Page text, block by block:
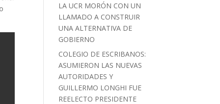
LA UCR MORÓN CON UN
LLAMADO A CONSTRUIR
UNA ALTERNATIVA DE
GOBIERNO
COLEGIO DE ESCRIBANOS:
ASUMIERON LAS NUEVAS
AUTORIDADES Y
GUILLERMO LONGHI FUE
REELECTO PRESIDENTE